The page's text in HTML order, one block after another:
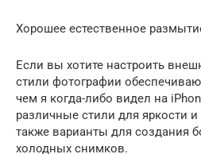
Хорошее естественное
Если вы хотите настроить
стили фотографии
чем я когда-либо видел на
различные стили для яркости и
также варианты для создания
холодных снимков.